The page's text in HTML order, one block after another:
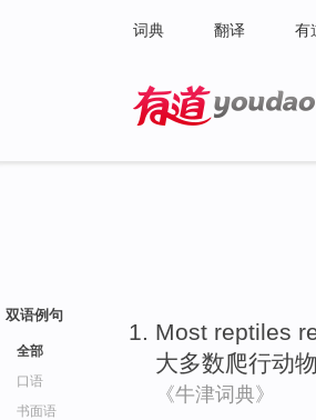
词典 翻译 有
双语例句
全部
口语
书面语
Most reptiles
大多数爬行动物
《牛津词典》